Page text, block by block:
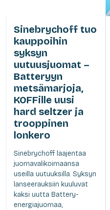
Sinebrychoff tuo
kauppoihin
syksyn
uutuusjuomat –
Batteryyn
metsämarjoja,
KOFFille uusi
hard seltzer ja
trooppinen
lonkero
Sinebrychoff laajentaa
juomavalikoimaansa
useilla uutuuksilla. Syksyn
lanseerauksiin kuuluvat
kaksi uutta Battery-
energiajuomaa,